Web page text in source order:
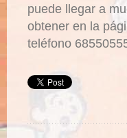
puede llegar a
obtener en la
teléfono